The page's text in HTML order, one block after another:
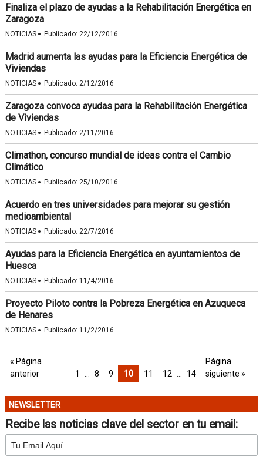
Finaliza el plazo de ayudas a la Rehabilitación Energética en
Zaragoza
NOTICIAS · Publicado: 22/12/2016
Madrid aumenta las ayudas para la Eficiencia Energética de
Viviendas
NOTICIAS · Publicado: 2/12/2016
Zaragoza convoca ayudas para la Rehabilitación Energética
de Viviendas
NOTICIAS · Publicado: 2/11/2016
Climathon, concurso mundial de ideas contra el Cambio
Climático
NOTICIAS · Publicado: 25/10/2016
Acuerdo en tres universidades para mejorar su gestión
medioambiental
NOTICIAS · Publicado: 22/7/2016
Ayudas para la Eficiencia Energética en ayuntamientos de
Huesca
NOTICIAS · Publicado: 11/4/2016
Proyecto Piloto contra la Pobreza Energética en Azuqueca
de Henares
NOTICIAS · Publicado: 11/2/2016
« Página
anterior
1 8 9 10 11 12 14
Página
siguiente »
NEWSLETTER
Recibe las noticias clave del sector en tu email: